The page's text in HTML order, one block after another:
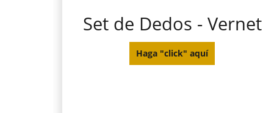
Set de Dedos - Vernet
Haga "click" aquí